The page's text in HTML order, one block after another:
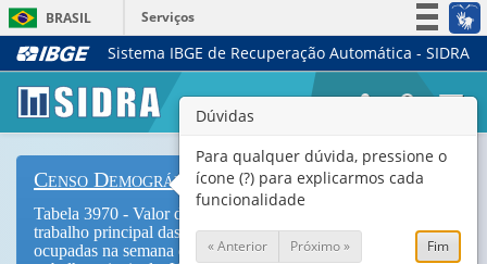
BRASIL
Serviços
Simplifique!
Legislação
Canais
Sistema IBGE de Recuperação Automática - SIDRA
Censo Demográfico
Tabela 3970 - Valor do rendimento nominal médio mensal do
trabalho principal das pessoas de 10 a 17 anos de idade,
ocupadas na semana de referência, com rendimento do
Dúvidas
Para qualquer dúvida, pressione o
ícone (?) para explicarmos cada
funcionalidade
« Anterior Próximo » Fim